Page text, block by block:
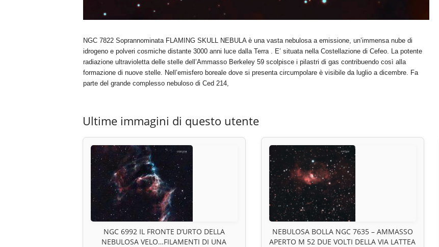
NGC 7822 Soprannominata FLAMING SKULL NEBULA è una vasta nebulosa a emissione, un’immensa nube di
idrogeno e polveri cosmiche distante 3000 anni luce dalla Terra . E’ situata nella Costellazione di Cefeo. La potente
radiazione ultravioletta delle stelle dell’Ammasso Berkeley 59 scolpisce i pilastri di gas contribuendo così alla
formazione di nuove stelle. Nell’emisfero boreale dove si presenta circumpolare è visibile da luglio a dicembre. Fa
parte del grande complesso nebuloso di Ced 214,
Ultime immagini di questo utente
NGC 6992 IL FRONTE D’URTO DELLA
NEBULOSA VELO…FILAMENTI DI UNA
NEBULOSA BOLLA NGC 7635 – AMMASSO
APERTO M 52 DUE VOLTI DELLA VIA LATTEA